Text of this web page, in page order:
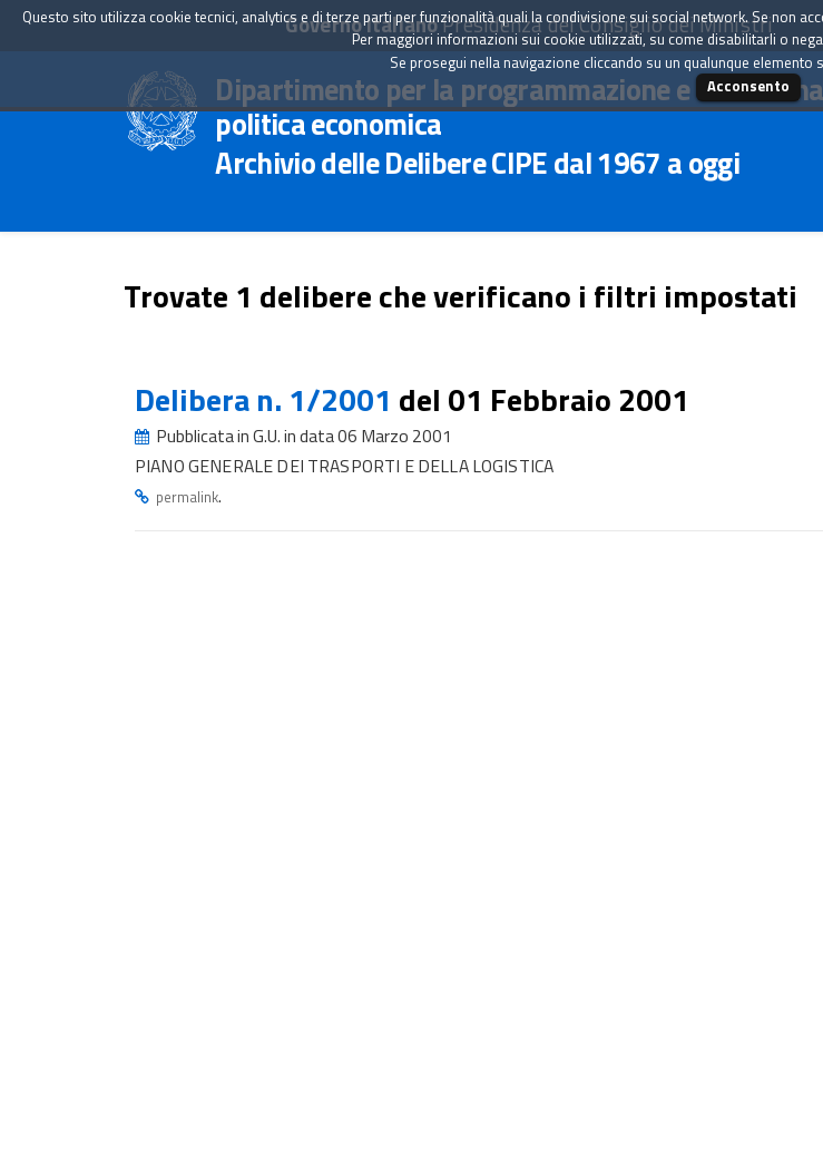
Governo ItalianoPresidenza del Consiglio dei Ministri
Dipartimento per la programmazione e il
politica economica
Archivio delle Delibere CIPE dal 1967 a oggi
Trovate 1 delibere che verificano i filtri impostati
Delibera n. 1/2001 del 01 Febbraio 2001
Pubblicata in G.U. in data 06 Marzo 2001
PIANO GENERALE DEI TRASPORTI E DELLA LOGISTICA
permalink.
Questo sito utilizza cookie tecnici, analytics e di terze parti per funzionalità quali la condivisione sui social network. Se non
Per maggiori informazioni sui cookie utilizzati, su come disabilitarli o
Se prosegui nella navigazione cliccando su un qualunque
Acconsento